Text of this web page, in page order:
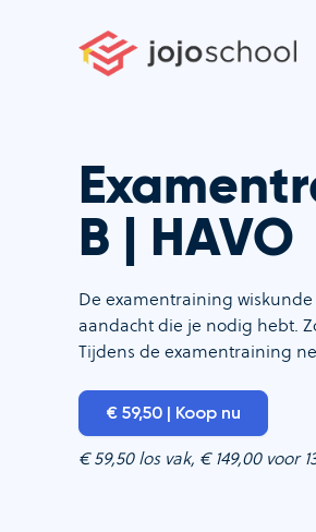
B | HAVO
De examentraining wiskunde
aandacht die je nodig hebt.
Tijdens de examentraining
€ 59,50 | Koop nu
€ 59,50 los vak, € 149,00 voor